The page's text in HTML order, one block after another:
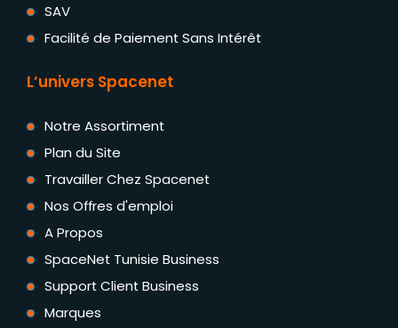
SAV
Facilité de Paiement Sans Intérêt
L’univers Spacenet
Notre Assortiment
Plan du Site
Travailler Chez Spacenet
Nos Offres d'emploi
A Propos
SpaceNet Tunisie Business
Support Client Business
Marques